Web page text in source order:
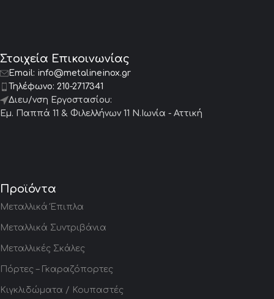
Στοιχεία Επικοινωνίας
Email: info@metalineinox.gr
Τηλέφωνο: 210-2717341
Διευ/νση Εργοστασίου:
Εμ. Παππά 11 & Φιλελλήνων 11 Ν.Ιωνία - Αττική
Προϊόντα
Μεταλλικά Έπιπλα
Μεταλλικά Συντριβάνια
Μεταλλικές Σκάλες
Πόρτες – Γκαραζόπορτες
Κιγκλιδώματα / Κουπαστές